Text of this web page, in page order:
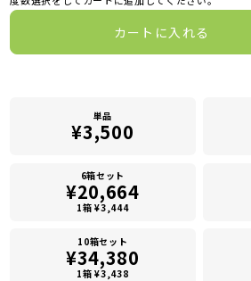
カートに入れる
単品
¥3,500
6箱セット
¥20,664
1箱 ¥3,444
10箱セット
¥34,380
1箱 ¥3,438